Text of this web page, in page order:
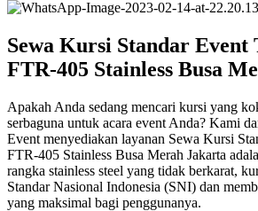
Sewa Kursi Standar Event
FTR-405 Stainless Busa
Apakah Anda sedang mencari kursi yang
serbaguna untuk acara event Anda? Kami
Event menyediakan layanan Sewa Kursi
FTR-405 Stainless Busa Merah Jakarta
rangka stainless steel yang tidak berkarat,
Standar Nasional Indonesia (SNI) dan
yang maksimal bagi penggunanya.